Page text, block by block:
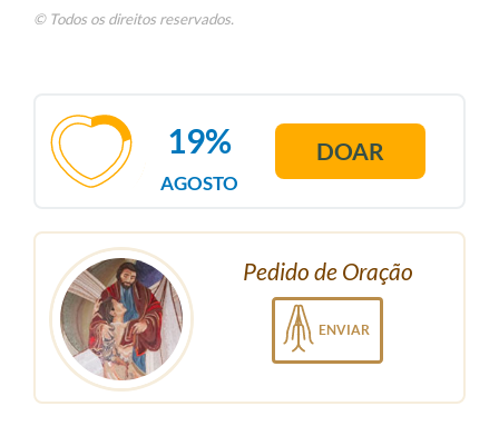
© Todos os direitos reservados.
AGOSTO
19% DOAR
Pedido de Oração
ENVIAR